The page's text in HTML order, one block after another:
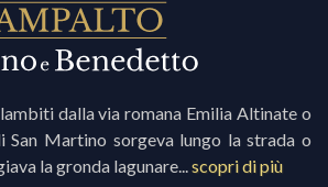
dalla via romana Emilia Altinate o
San Martino sorgeva lungo la strada o
la gronda lagunare...scopri di più